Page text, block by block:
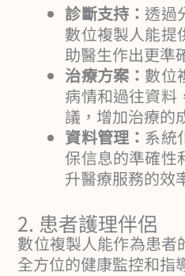
診斷支持： 透過
數位複製人能提
助醫生作出更準
治療方案： 數位
病情和過往資料
議，增加治療的
資料管理： 系統
保信息的準確性
升醫療服務的效
2. 患者護理伴侶
數位複製人能作為患
全方位的健康監控和指